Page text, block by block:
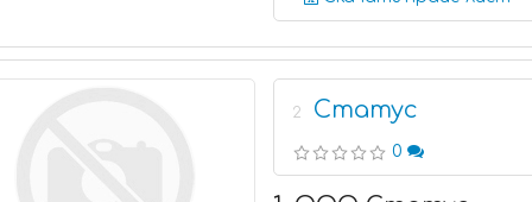
2 Статус
0